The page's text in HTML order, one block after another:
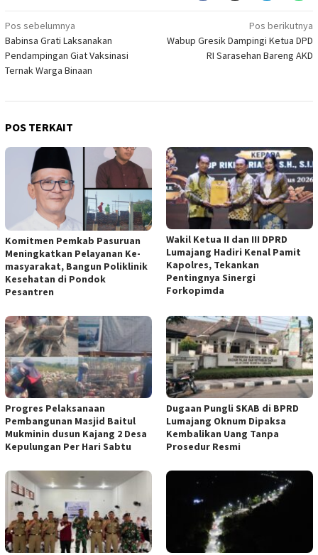
Navigasi
pos
Pos sebelumnya
Babinsa Grati Laksanakan
Pendampingan Giat Vaksinasi
Ternak Warga Binaan
Pos berikutnya
Wabup Gresik Dampingi Ketua DPD
RI Sarasehan Bareng AKD
POS TERKAIT
Komitmen Pemkab Pasuruan
Meningkatkan Pelayanan Ke-
masyarakat, Bangun Poliklinik
Kesehatan di Pondok
Pesantren
Wakil Ketua II dan III DPRD
Lumajang Hadiri Kenal Pamit
Kapolres, Tekankan
Pentingnya Sinergi
Forkopimda
Progres Pelaksanaan
Pembangunan Masjid Baitul
Mukminin dusun Kajang 2 Desa
Kepulungan Per Hari Sabtu
Dugaan Pungli SKAB di BPRD
Lumajang Oknum Dipaksa
Kembalikan Uang Tanpa
Prosedur Resmi